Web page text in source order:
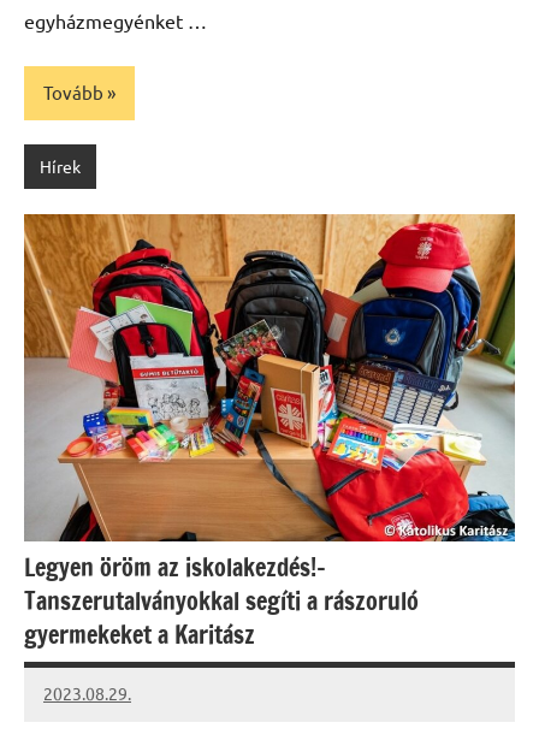
egyházmegyénket …
Tovább
Hírek
Legyen öröm az iskolakezdés!–
Tanszerutalványokkal segíti a rászoruló
gyermekeket a Karitász
2023.08.29.
kovacs.agi